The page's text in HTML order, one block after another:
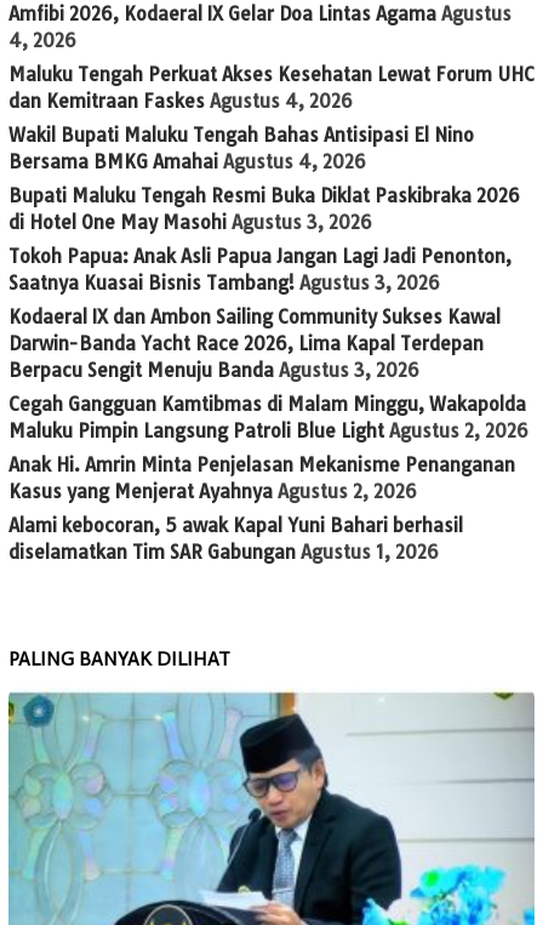
Amfibi 2026, Kodaeral IX Gelar Doa Lintas Agama Agustus
4, 2026
Maluku Tengah Perkuat Akses Kesehatan Lewat Forum UHC
dan Kemitraan Faskes Agustus 4, 2026
Wakil Bupati Maluku Tengah Bahas Antisipasi El Nino
Bersama BMKG Amahai Agustus 4, 2026
Bupati Maluku Tengah Resmi Buka Diklat Paskibraka 2026
di Hotel One May Masohi Agustus 3, 2026
Tokoh Papua: Anak Asli Papua Jangan Lagi Jadi Penonton,
Saatnya Kuasai Bisnis Tambang! Agustus 3, 2026
Kodaeral IX dan Ambon Sailing Community Sukses Kawal
Darwin-Banda Yacht Race 2026, Lima Kapal Terdepan
Berpacu Sengit Menuju Banda Agustus 3, 2026
Cegah Gangguan Kamtibmas di Malam Minggu, Wakapolda
Maluku Pimpin Langsung Patroli Blue Light Agustus 2, 2026
Anak Hi. Amrin Minta Penjelasan Mekanisme Penanganan
Kasus yang Menjerat Ayahnya Agustus 2, 2026
Alami kebocoran, 5 awak Kapal Yuni Bahari berhasil
diselamatkan Tim SAR Gabungan Agustus 1, 2026
PALING BANYAK DILIHAT